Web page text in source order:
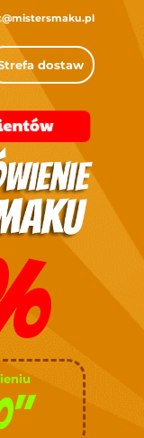
dostaw